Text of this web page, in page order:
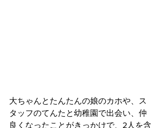
大ちゃんとたんたんの娘のカホや、ス
タッフのてんたと幼稚園で出会い、仲
良くなったことがきっかけで、2人を含